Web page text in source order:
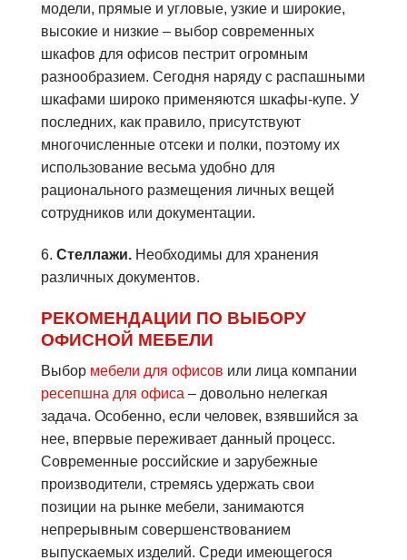
модели, прямые и угловые, узкие и широкие,
высокие и низкие – выбор современных
шкафов для офисов пестрит огромным
разнообразием. Сегодня наряду с распашными
шкафами широко применяются шкафы-купе. У
последних, как правило, присутствуют
многочисленные отсеки и полки, поэтому их
использование весьма удобно для
рационального размещения личных вещей
сотрудников или документации.
6. Стеллажи. Необходимы для хранения
различных документов.
РЕКОМЕНДАЦИИ ПО ВЫБОРУ
ОФИСНОЙ МЕБЕЛИ
Выбор мебели для офисов или лица компании
ресепшна для офиса – довольно нелегкая
задача. Особенно, если человек, взявшийся за
нее, впервые переживает данный процесс.
Современные российские и зарубежные
производители, стремясь удержать свои
позиции на рынке мебели, занимаются
непрерывным совершенствованием
выпускаемых изделий. Среди имеющегося